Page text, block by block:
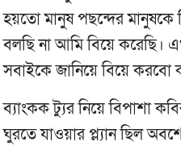
হয়তো মানুষ পছন্দের মানুষকে
বলছি না আমি বিয়ে করেছি।
সবাইকে জানিয়ে বিয়ে করবো
ব্যাংকক ট্যুর নিয়ে বিপাশা
ঘুরতে যাওয়ার প্ল্যান ছিল